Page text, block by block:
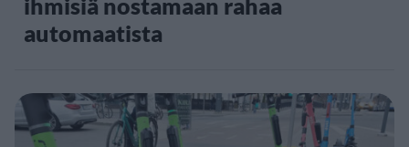
automaatista